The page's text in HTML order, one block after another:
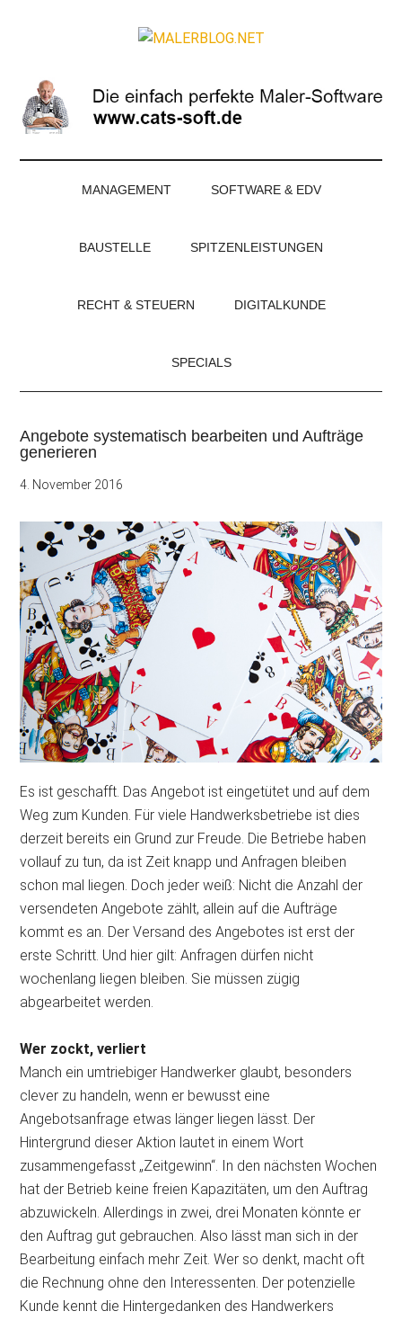
Magazin
für
Maler
und
MANAGEMENT SOFTWARE & EDV
BAUSTELLE SPITZENLEISTUNGEN
RECHT & STEUERN DIGITALKUNDE
SPECIALS
Angebote systematisch bearbeiten und Aufträge
generieren
4. November 2016
Es ist geschafft. Das Angebot ist eingetütet und auf dem
Weg zum Kunden. Für viele Handwerksbetriebe ist dies
derzeit bereits ein Grund zur Freude. Die Betriebe haben
vollauf zu tun, da ist Zeit knapp und Anfragen bleiben
schon mal liegen. Doch jeder weiß: Nicht die Anzahl der
versendeten Angebote zählt, allein auf die Aufträge
kommt es an. Der Versand des Angebotes ist erst der
erste Schritt. Und hier gilt: Anfragen dürfen nicht
wochenlang liegen bleiben. Sie müssen zügig
abgearbeitetwerden.
Wer zockt, verliert
Manch ein umtriebiger Handwerker glaubt, besonders
clever zu handeln, wenn er bewusst eine
Angebotsanfrage etwas länger liegen lässt. Der
Hintergrund dieser Aktion lautet in einem Wort
zusammengefasst „Zeitgewinn“. In den nächsten Wochen
hat der Betrieb keine freien Kapazitäten, um den Auftrag
abzuwickeln. Allerdings in zwei, drei Monaten könnte er
den Auftrag gut gebrauchen. Also lässt man sich in der
Bearbeitung einfach mehr Zeit. Wer so denkt, macht oft
die Rechnung ohne den Interessenten. Der potenzielle
Kunde kennt die Hintergedanken des Handwerkers